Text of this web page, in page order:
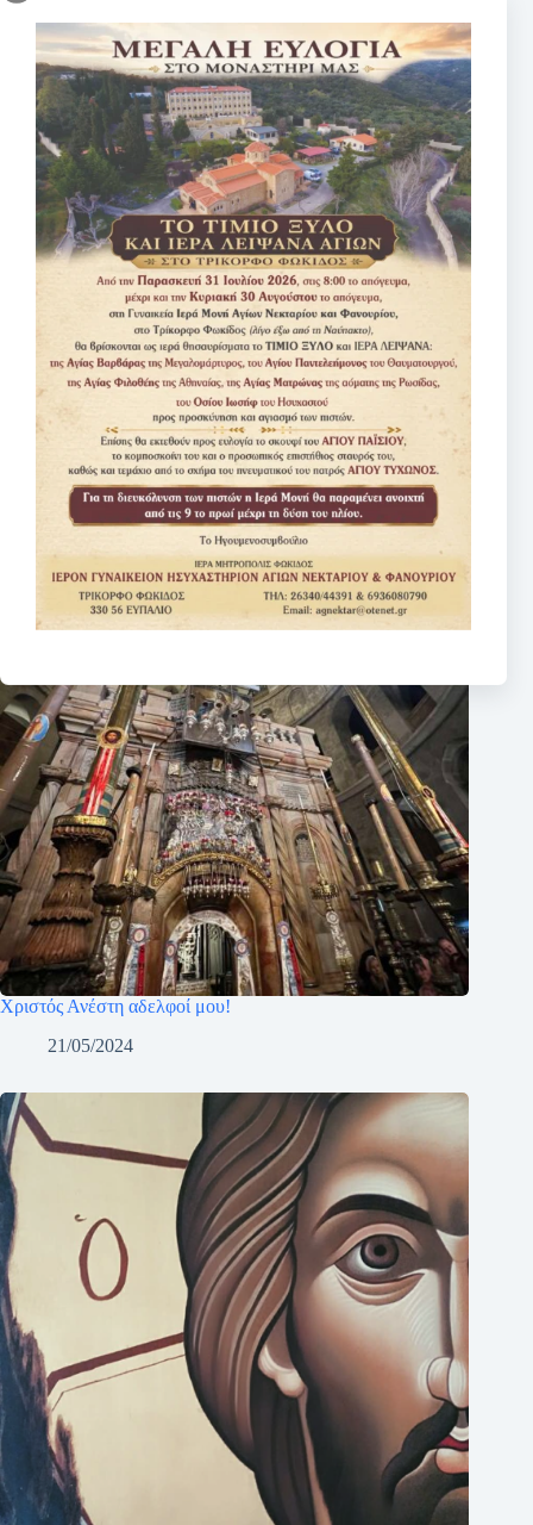
Πότε θα έχουμε την ταυτότητα στην παλάμη του χεριού μας;
01/06/2025
Χριστός Ανέστη αδελφοί μου!
21/05/2024